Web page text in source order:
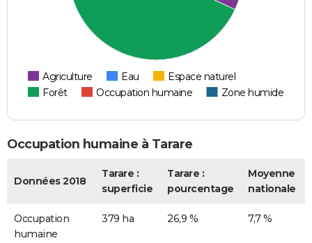
Agriculture Eau
Espace naturel
Forêt
Occupation humaine Zone humide
Occupation humaine à Tarare
Données 2018
Tarare :
superficie
Tarare :
pourcentage
Moyenne
nationale
Occupation
humaine
379 ha 26,9 % 7,7 %